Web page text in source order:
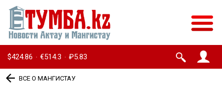
$424.86 · €514.3 · ₽5.83
ВСЕ О МАНГИСТАУ